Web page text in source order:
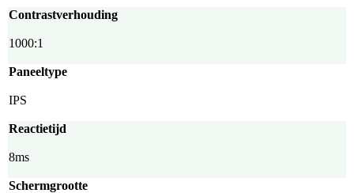
Contrastverhouding
1000:1
Paneeltype
IPS
Reactietijd
8ms
Schermgrootte